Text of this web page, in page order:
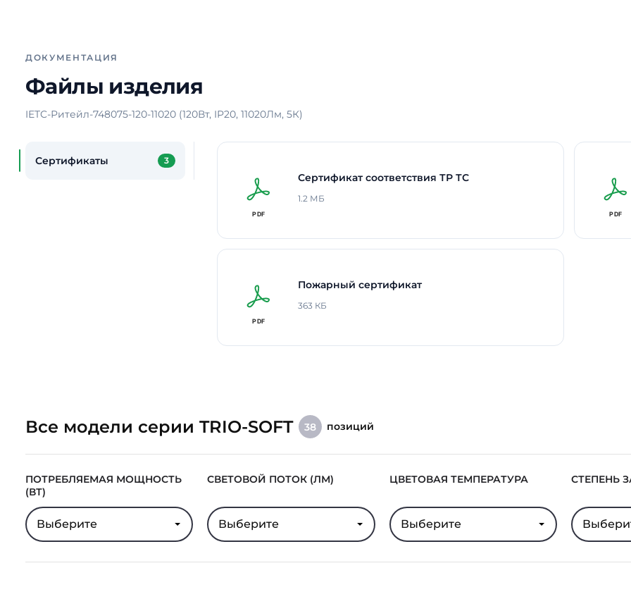
ДОКУМЕНТАЦИЯ
Файлы изделия
IETC-Ритейл-748075-120-11020 (120Вт, IP20, 11020Лм, 5К)
Сертификаты 3
Сертификат соответствия ТР ТС
1.2 МБ
Пожарный сертификат
363 КБ
Все модели серии TRIO-SOFT 38 позиций
ПОТРЕБЛЯЕМАЯ МОЩНОСТЬ
(ВТ)
Выберите
СВЕТОВОЙ ПОТОК (ЛМ)
Выберите
ЦВЕТОВАЯ ТЕМПЕРАТУРА
Выберите
СТЕПЕНЬ